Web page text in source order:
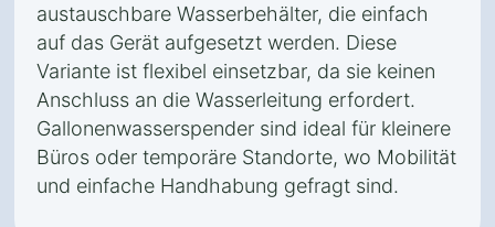
austauschbare Wasserbehälter, die einfach
auf das Gerät aufgesetzt werden. Diese
Variante ist flexibel einsetzbar, da sie keinen
Anschluss an die Wasserleitung erfordert.
Gallonenwasserspender sind ideal für kleinere
Büros oder temporäre Standorte, wo Mobilität
und einfache Handhabung gefragt sind.